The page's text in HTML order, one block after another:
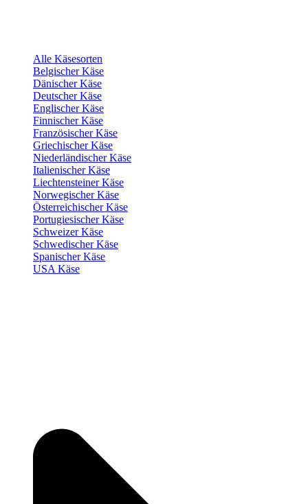
Alle Käsesorten
Belgischer Käse
Dänischer Käse
Deutscher Käse
Englischer Käse
Finnischer Käse
Französischer Käse
Griechischer Käse
Niederländischer Käse
Italienischer Käse
Liechtensteiner Käse
Norwegischer Käse
Österreichischer Käse
Portugiesischer Käse
Schweizer Käse
Schwedischer Käse
Spanischer Käse
USA Käse